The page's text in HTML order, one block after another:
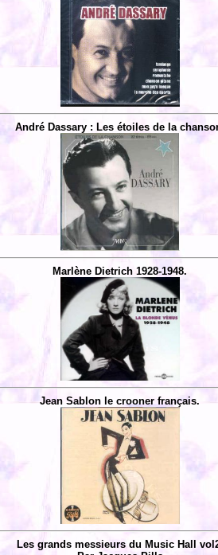
André Dassary : Les étoiles de la
Marlène Dietrich 1928-1948.
Jean Sablon le crooner français.
Les grands messieurs du Music Hall